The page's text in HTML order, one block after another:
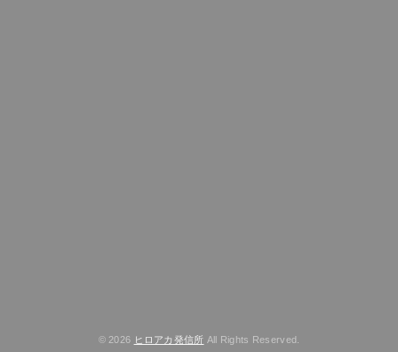
© 2026 ヒロアカ発信所 All Rights Reserved.